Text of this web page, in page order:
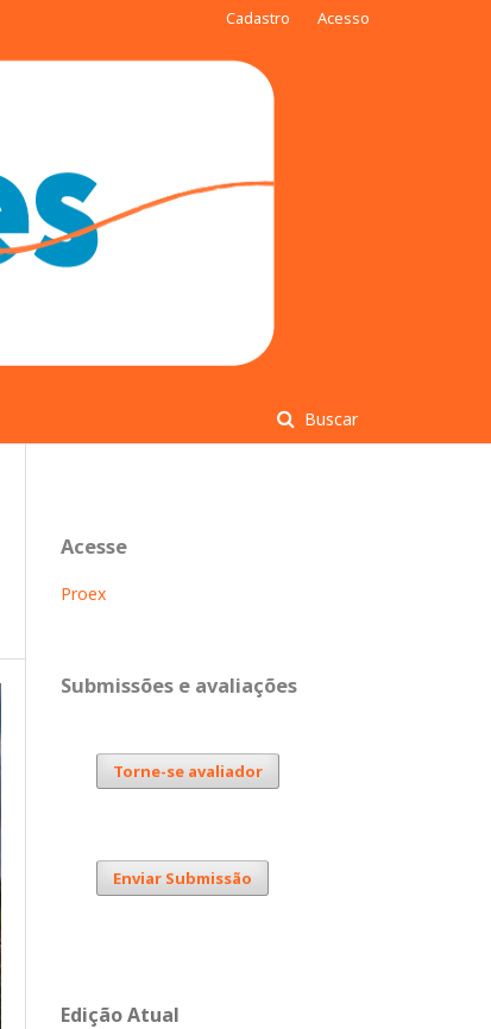
Buscar
Cadastro Acesso
Acesse
Proex
Submissões e avaliações
Torne-se avaliador
Enviar Submissão
Edição Atual